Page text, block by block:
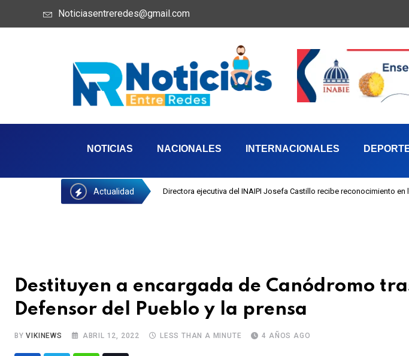
Noticiasentreredes@gmail.com
NOTICIAS NACIONALES INTERNACIONALES
Actualidad Directora ejecutiva del INAIPI Josefa Castillo recibe reconocimiento en
Destituyen a encargada de Canódromo
Defensor del Pueblo y la prensa
BYVIKINEWS ABRIL 12, 2022 LESS THAN A MINUTE 4 AÑOS AGO